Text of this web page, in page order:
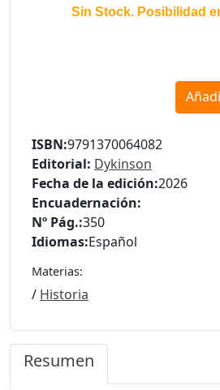
Sin Stock. Posibilidad
ISBN:9791370064082
Editorial: Dykinson
Fecha de la edición:2026
Encuadernación:
Nº Pág.:350
Idiomas:Español
Materias:
/ Historia
Resumen